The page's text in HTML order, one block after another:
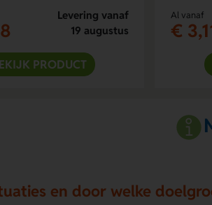
Levering vanaf
19 augustus
PRODUCT
Al vanaf
€
en door welke